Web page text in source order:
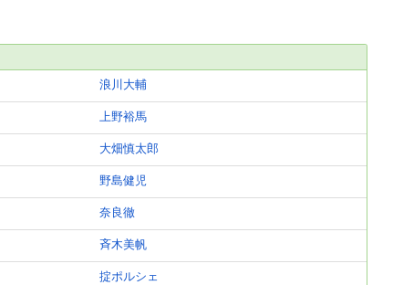
浪川大輔
上野裕馬
大畑慎太郎
野島健児
奈良徹
斉木美帆
掟ポルシェ